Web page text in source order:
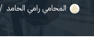
المحامي رامي الحامد